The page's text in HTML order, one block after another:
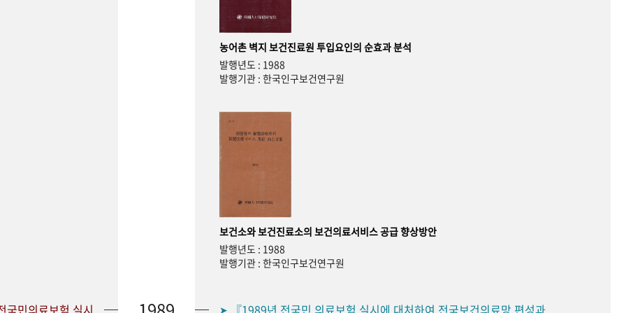
농어촌 벽지 보건진료원 투입요인의 순효과 분석
발행년도 : 1988
발행기관 : 한국인구보건연구원
보건소와 보건진료소의 보건의료서비스 공급 향상방안
발행년도 : 1988
발행기관 : 한국인구보건연구원
➤